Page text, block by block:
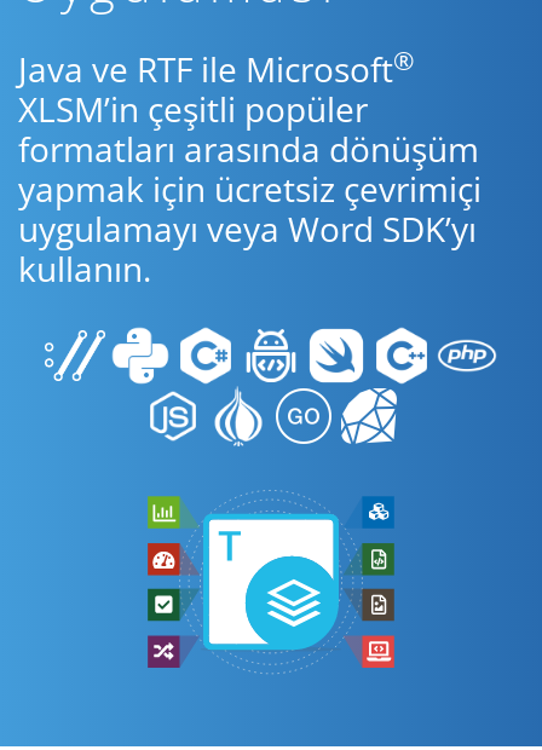
Java ve RTF ile Microsoft®
XLSM’in çeşitli popüler
formatları arasında dönüşüm
yapmak için ücretsiz çevrimiçi
uygulamayı veya Word SDK’yı
kullanın.